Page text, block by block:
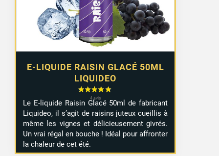
E-LIQUIDE RAISIN GLACÉ 50ML
LIQUIDEO
Le E-liquide Raisin Glacé 50ml de fabricant
Liquideo, il s’agit de raisins juteux cueillis à
même les vignes et délicieusement givrés.
Un vrai régal en bouche ! Idéal pour affronter
la chaleur de cet été.